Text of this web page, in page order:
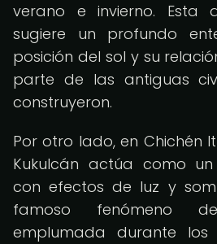
verano e invierno. Esta
sugiere un profundo
posición del sol y su
parte de las antiguas
construyeron.
Por otro lado, en Chichén
Kukulcán actúa como
con efectos de luz y
famoso fenómeno
emplumada durante los